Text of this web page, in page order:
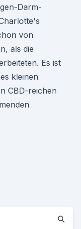
Darm-
von
als die
Es ist
kleinen
CBD-reichen